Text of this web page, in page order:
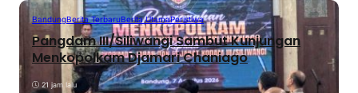
BandungBerita TerbaruBerita UtamaPeristiwa
Pangdam III/Siliwangi Sambut Kunjungan
Menkopolkam Djamari Chaniago
21 jam lalu